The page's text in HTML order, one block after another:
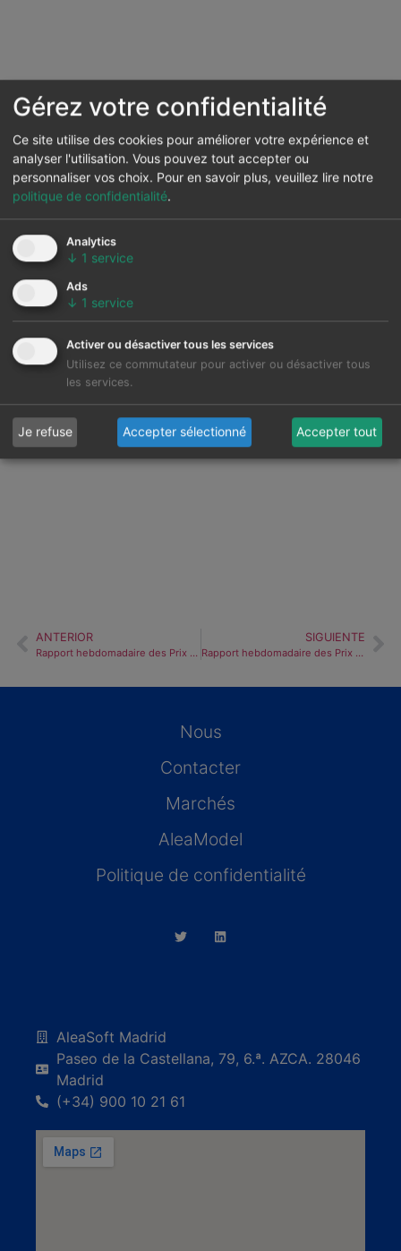
ANTERIOR
Rapport hebdomadaire des Prix du Marché espagnol d’énergie – Semaine 01/2019
SIGUIENTE
Rapport hebdomadaire des Prix du Marché espagnol d’énergie – Semaine 03/2019
Nous
Contacter
Marchés
AleaModel
Politique de confidentialité
AleaSoft Madrid
Paseo de la Castellana, 79, 6.ª. AZCA. 28046
Madrid
(+34) 900 10 21 61
Gérez votre confidentialité
Ce site utilise des cookies pour améliorer votre expérience et
analyser l'utilisation. Vous pouvez tout accepter ou
personnaliser vos choix. Pour en savoir plus, veuillez lire notre
politique de confidentialité.
Analytics
↓ 1 service
Ads
↓ 1 service
Activer ou désactiver tous les services
Utilisez ce commutateur pour activer ou désactiver tous
les services.
Je refuse Accepter sélectionné Accepter tout